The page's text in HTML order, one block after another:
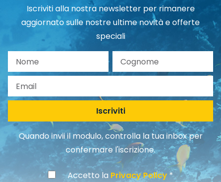
Iscriviti alla nostra newsletter per rimanere
aggiornato sulle nostre ultime novità e offerte
speciali
Iscriviti
Quando invii il modulo, controlla la tua inbox per
confermare l'iscrizione.
Accetto la Privacy Policy